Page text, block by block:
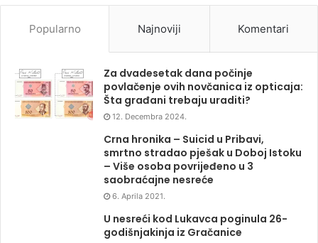
Popularno Najnoviji Komentari
Za dvadesetak dana počinje
povlačenje ovih novčanica iz opticaja:
Šta građani trebaju uraditi?
12. Decembra 2024.
Crna hronika – Suicid u Pribavi,
smrtno stradao pješak u Doboj Istoku
– Više osoba povrijeđeno u 3
saobraćajne nesreće
6. Aprila 2021.
U nesreći kod Lukavca poginula 26-
godišnjakinja iz Gračanice